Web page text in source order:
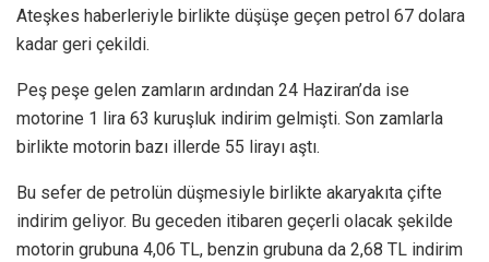
Ateşkes haberleriyle birlikte düşüşe geçen petrol 67 dolara
kadar geri çekildi.
Peş peşe gelen zamların ardından 24 Haziran’da ise
motorine 1 lira 63 kuruşluk indirim gelmişti. Son zamlarla
birlikte motorin bazı illerde 55 lirayı aştı.
Bu sefer de petrolün düşmesiyle birlikte akaryakıta çifte
indirim geliyor. Bu geceden itibaren geçerli olacak şekilde
motorin grubuna 4,06 TL, benzin grubuna da 2,68 TL indirim